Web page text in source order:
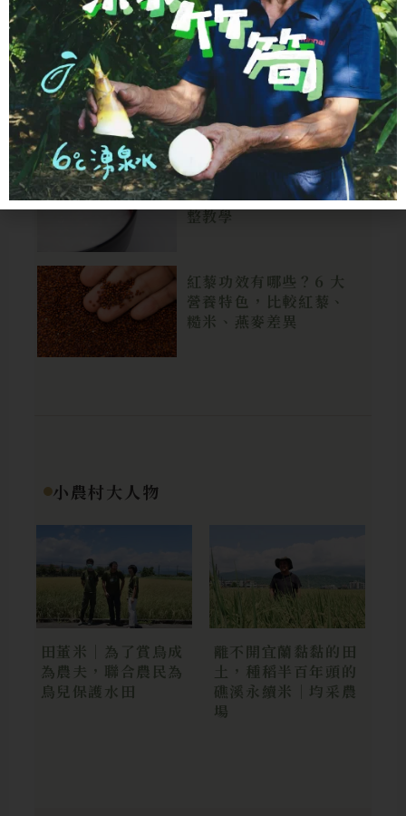
開始規劃→
食材科普
米湯怎麼煮？3 種米水
比例＋濃白熬煮技巧完
整教學
紅藜功效有哪些？6 大
營養特色，比較紅藜、
糙米、燕麥差異
小農村大人物
田董米｜為了賞鳥成
為農夫，聯合農民為
鳥兒保護水田
離不開宜蘭黏黏的田
土，種稻半百年頭的
礁溪永續米｜均采農
場